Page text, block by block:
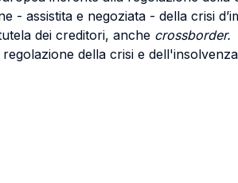
- assistita e negoziata - della crisi
dei creditori, anche crossborder.
della crisi e